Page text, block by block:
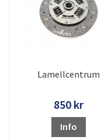
Lamellcentrum
850 kr
Info